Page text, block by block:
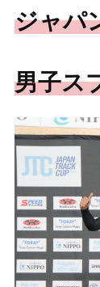
ジャパ
男子ス